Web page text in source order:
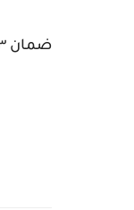
ضمان ٣ سنوات ضد عيوب الصناعه